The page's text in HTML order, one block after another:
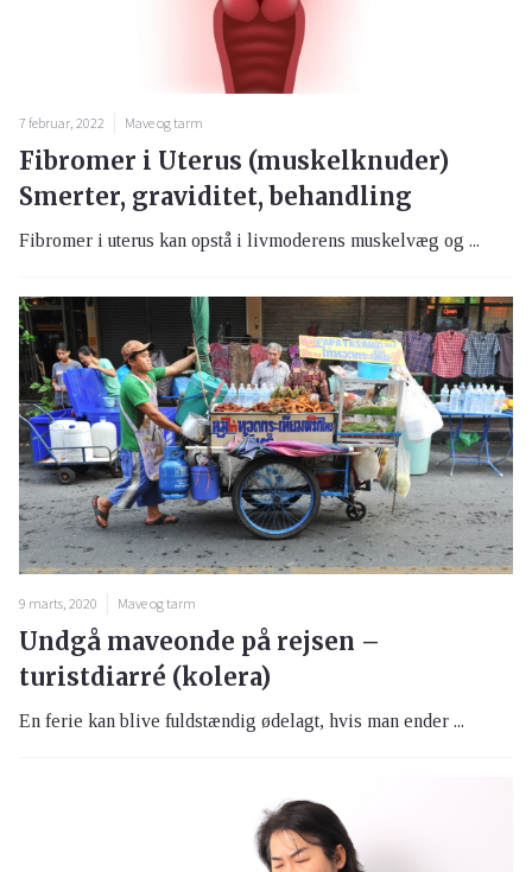
7 februar, 2022 Mave og tarm
Fibromer i Uterus (muskelknuder)
Smerter, graviditet, behandling
Fibromer i uterus kan opstå i livmoderens muskelvæg og ...
9 marts, 2020 Mave og tarm
Undgå maveonde på rejsen –
turistdiarré (kolera)
En ferie kan blive fuldstændig ødelagt, hvis man ender ...